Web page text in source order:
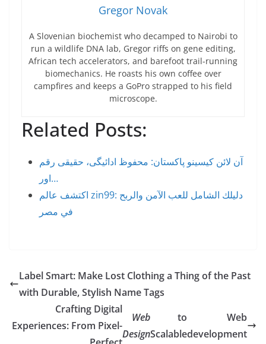
Gregor Novak
A Slovenian biochemist who decamped to Nairobi to
run a wildlife DNA lab, Gregor riffs on gene editing,
African tech accelerators, and barefoot trail-running
biomechanics. He roasts his own coffee over
campfires and keeps a GoPro strapped to his field
microscope.
Related Posts:
آن لائن کیسینو پاکستان: محفوظ ادائیگی، حقیقی رقم
اور…
اكتشف عالم zin99: دليلك الشامل للعب الآمن والربح
في مصر
Label Smart: Make Lost Clothing a Thing of the Past
with Durable, Stylish Name Tags
Crafting Digital
Experiences: From Pixel-
Web
Design
to
Scalable
Web
development